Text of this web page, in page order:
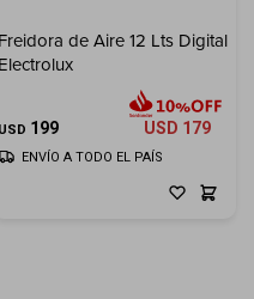
Freidora de Aire 12 Lts Digital
Electrolux
USD 199 USD 179
ENVÍO A TODO EL PAÍS